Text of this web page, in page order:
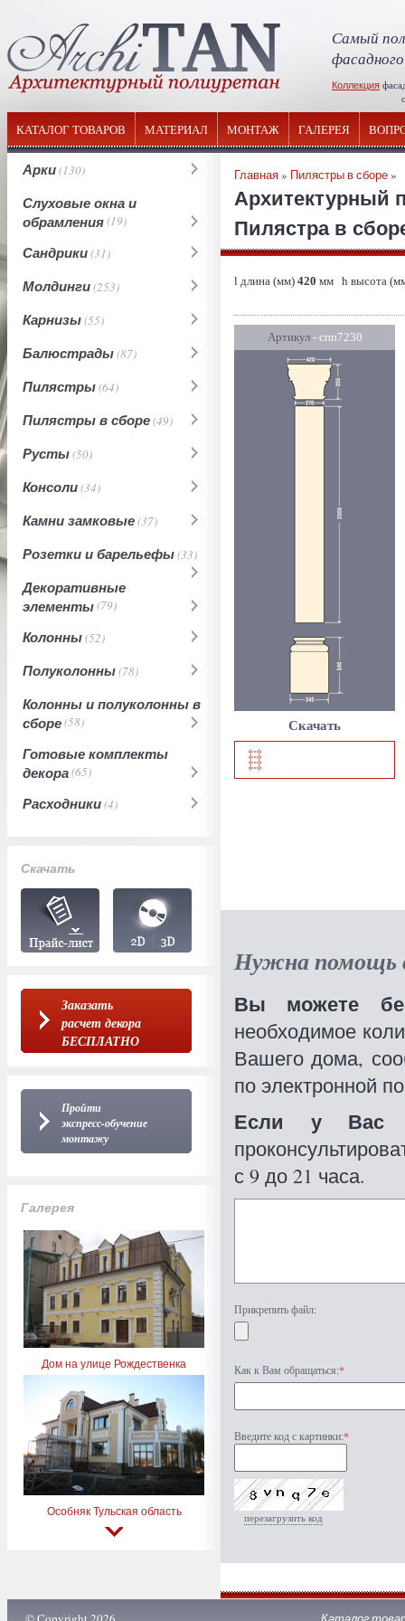
Самый
Коллекция
КАТАЛОГ ТОВАРОВ МАТЕРИАЛ МОНТАЖ ГАЛЕРЕЯ
Арки(130)
Слуховые окна и
обрамления(19)
Сандрики(31)
Молдинги(253)
Карнизы(55)
Балюстрады(87)
Пилястры(64)
Пилястры в сборе(49)
Русты(50)
Консоли(34)
Камни замковые(37)
Розетки и барельефы(33)
Декоративные
элементы(79)
Колонны(52)
Полуколонны(78)
Колонны и полуколонны в
сборе(58)
Готовые комплекты
декора(65)
Расходники(4)
Скачать
Заказать
расчет декора
БЕСПЛАТНО
Пройти
экспресс-обучение
монтажу
Галерея
Дом на улице Рождественка
Особняк Тульская область
Главная» Пилястры в сборе»
Архитектурный
Пилястра в
l длина (мм) 420 мм h высота
Артикул- спп7230
Скачать
Нужна помощь
Вы можете
необходимое
Вашего дома,
по электронной
Если у Вас
с 9 до 21 часа.
Прикрепить файл:
Как к Вам обращаться:*
Введите код с картинки:*
перезагрузить код